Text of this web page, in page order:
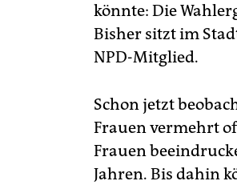
könnte: Die
Bisher sitzt im
NPD-Mitglied.
Schon jetzt
Frauen vermehrt
Frauen
Jahren. Bis dahin